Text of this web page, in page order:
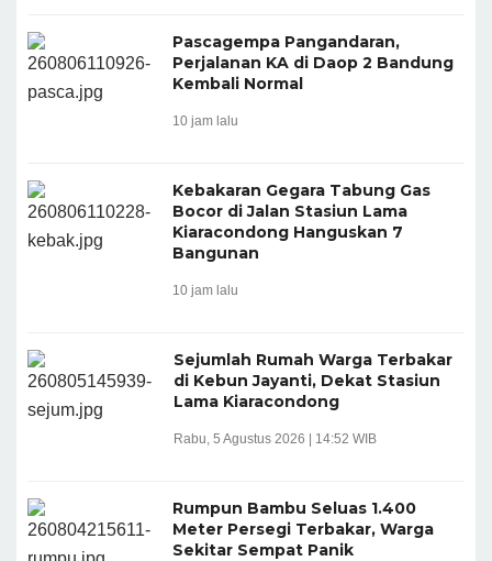
Pascagempa Pangandaran,
Perjalanan KA di Daop 2 Bandung
Kembali Normal
10 jam lalu
Kebakaran Gegara Tabung Gas
Bocor di Jalan Stasiun Lama
Kiaracondong Hanguskan 7
Bangunan
10 jam lalu
Sejumlah Rumah Warga Terbakar
di Kebun Jayanti, Dekat Stasiun
Lama Kiaracondong
Rabu, 5 Agustus 2026 | 14:52 WIB
Rumpun Bambu Seluas 1.400
Meter Persegi Terbakar, Warga
Sekitar Sempat Panik